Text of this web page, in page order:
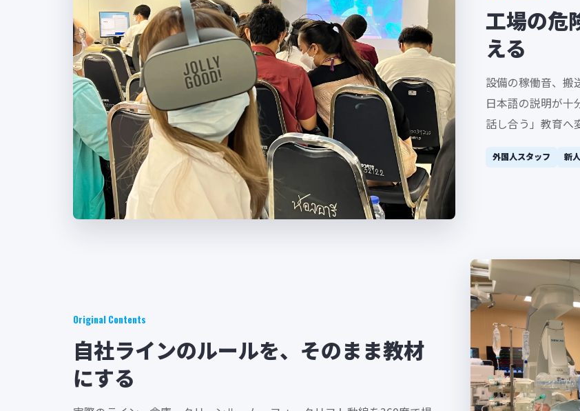
工場の危
える
設備の稼働音、搬
日本語の説明が十
話し合う」教育へ
外国人スタッフ 新
Original Contents
自社ラインのルールを、そのまま教材
にする